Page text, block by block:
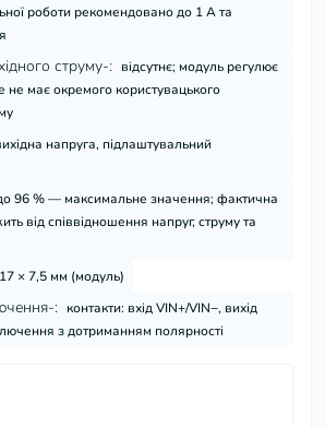
роботи рекомендовано до 1 А та
струму-:
відсутнє; модуль регулює
не має окремого користувацького
напруга, підлаштувальний
96 % — максимальне значення; фактична
від співвідношення напруг, струму та
× 7,5 мм (модуль)
:
контакти: вхід VIN+/VIN−, вихід
з дотриманням полярності